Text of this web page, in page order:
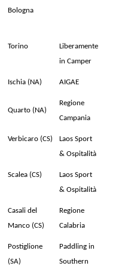
Bologna
Torino
Liberamente
in Camper
Ischia (NA) AIGAE
Quarto (NA)
Regione
Campania
Verbicaro (CS)
Laos Sport
& Ospitalità
Scalea (CS)
Laos Sport
& Ospitalità
Casali del
Manco (CS)
Regione
Calabria
Postiglione
(SA)
Paddling in
Southern